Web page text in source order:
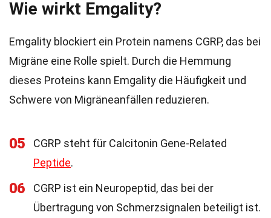
Wie wirkt Emgality?
Emgality blockiert ein Protein namens CGRP, das bei
Migräne eine Rolle spielt. Durch die Hemmung
dieses Proteins kann Emgality die Häufigkeit und
Schwere von Migräneanfällen reduzieren.
05
CGRP steht für Calcitonin Gene-Related
Peptide.
06
CGRP ist ein Neuropeptid, das bei der
Übertragung von Schmerzsignalen beteiligt ist.